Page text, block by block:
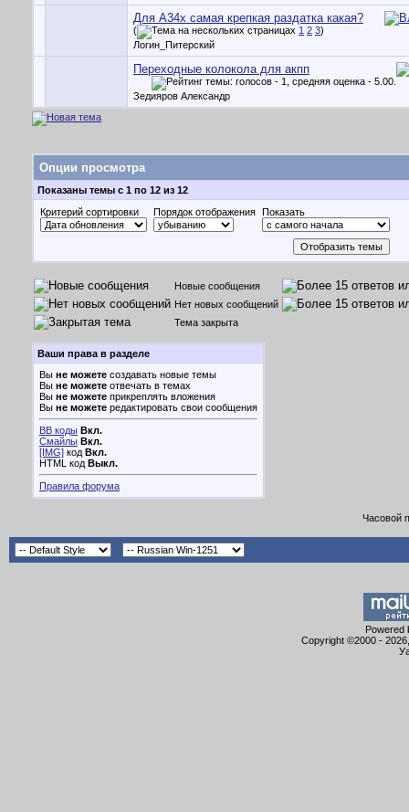
Для A34x самая крепкая раздатка какая?
( 1 2 3)
Логин_Питерский
Переходные колокола для акпп
Зедияров Александр
Опции просмотра
Показаны темы с 1 по 12 из 12
Критерий сортировки
Порядок отображения Показать
Новые сообщения
Нет новых сообщений
Тема закрыта
Ваши права в разделе
Вы не можете создавать новые темы
Вы не можете отвечать в темах
Вы не можете прикреплять вложения
Вы не можете редактировать свои сообщения
BB коды Вкл.
Смайлы Вкл.
[IMG] код Вкл.
HTML код Выкл.
Правила форума
Часовой
Powered
Copyright ©2000 -